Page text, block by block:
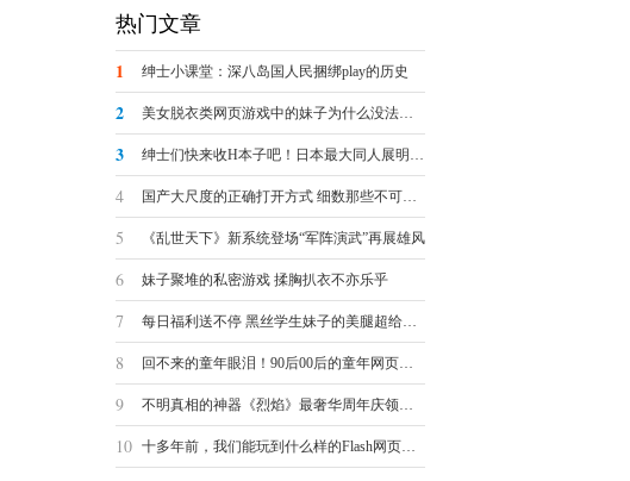
热门文章
1 绅士小课堂：深八岛国人民捆绑play的历史
2 美女脱衣类网页游戏中的妹子为什么没法被脱光？
3 绅士们快来收H本子吧！日本最大同人展明日开幕
4 国产大尺度的正确打开方式 细数那些不可描述的羞羞页游
5 《乱世天下》新系统登场“军阵演武”再展雄风
6 妹子聚堆的私密游戏 揉胸扒衣不亦乐乎
7 每日福利送不停 黑丝学生妹子的美腿超给力诱惑
8 回不来的童年眼泪！90后00后的童年网页游戏大盘点
9 不明真相的神器《烈焰》最奢华周年庆领跑全球
10 十多年前，我们能玩到什么样的Flash网页小游戏？